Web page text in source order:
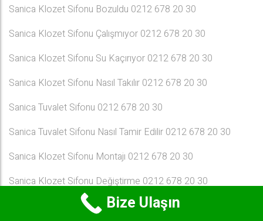
Sanica Klozet Sifonu Bozuldu 0212 678 20 30
Sanica Klozet Sifonu Çalışmıyor 0212 678 20 30
Sanica Klozet Sifonu Su Kaçırıyor 0212 678 20 30
Sanica Klozet Sifonu Nasıl Takılır 0212 678 20 30
Sanica Tuvalet Sifonu 0212 678 20 30
Sanica Tuvalet Sifonu Nasıl Tamir Edilir 0212 678 20 30
Sanica Klozet Sifonu Montajı 0212 678 20 30
Sanica Klozet Sifonu Değiştirme 0212 678 20 30
Sanica Klozet Sifonu Fiyatları 0212 678 20 30
Bize Ulaşın